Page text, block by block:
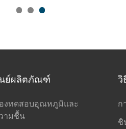
ย์ผลิตภัณฑ์
งทดสอบอุณหภูมิและ
ามชื้น
วิ
ก
ชิ